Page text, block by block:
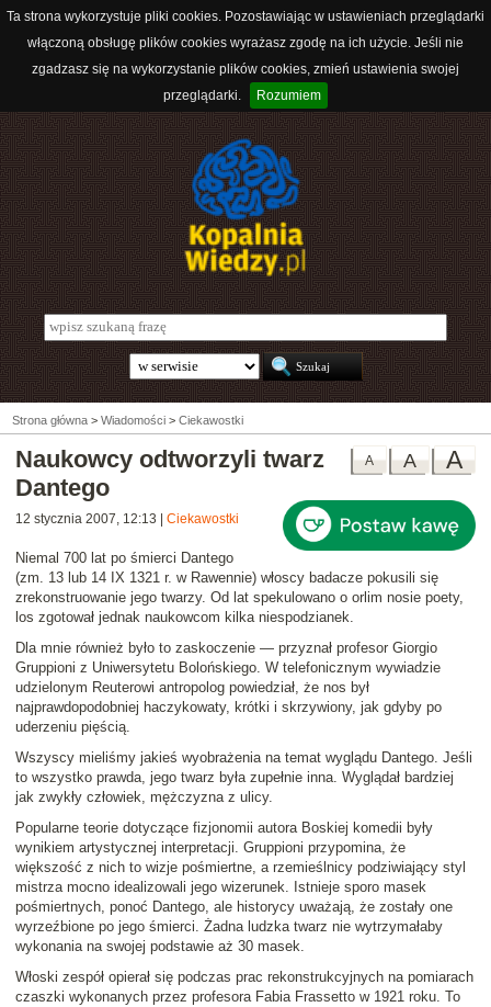
Ta strona wykorzystuje pliki cookies. Pozostawiając w ustawieniach przeglądarki
włączoną obsługę plików cookies wyrażasz zgodę na ich użycie. Jeśli nie
zgadzasz się na wykorzystanie plików cookies, zmień ustawienia swojej
przeglądarki.
Rozumiem
Strona główna > Wiadomości > Ciekawostki
A
A
A
Naukowcy odtworzyli twarz
Dantego
12 stycznia 2007, 12:13 Ciekawostki
Niemal 700 lat po śmierci Dantego
(zm. 13 lub 14 IX 1321 r. w Rawennie) włoscy badacze pokusili się
zrekonstruowanie jego twarzy. Od lat spekulowano o orlim nosie poety,
los zgotował jednak naukowcom kilka niespodzianek.
Dla mnie również było to zaskoczenie — przyznał profesor Giorgio
Gruppioni z Uniwersytetu Bolońskiego. W telefonicznym wywiadzie
udzielonym Reuterowi antropolog powiedział, że nos był
najprawdopodobniej haczykowaty, krótki i skrzywiony, jak gdyby po
uderzeniu pięścią.
Wszyscy mieliśmy jakieś wyobrażenia na temat wyglądu Dantego. Jeśli
to wszystko prawda, jego twarz była zupełnie inna. Wyglądał bardziej
jak zwykły człowiek, mężczyzna z ulicy.
Popularne teorie dotyczące fizjonomii autora Boskiej komedii były
wynikiem artystycznej interpretacji. Gruppioni przypomina, że
większość z nich to wizje pośmiertne, a rzemieślnicy podziwiający styl
mistrza mocno idealizowali jego wizerunek. Istnieje sporo masek
pośmiertnych, ponoć Dantego, ale historycy uważają, że zostały one
wyrzeźbione po jego śmierci. Żadna ludzka twarz nie wytrzymałaby
wykonania na swojej podstawie aż 30 masek.
Włoski zespół opierał się podczas prac rekonstrukcyjnych na pomiarach
czaszki wykonanych przez profesora Fabia Frassetto w 1921 roku. To